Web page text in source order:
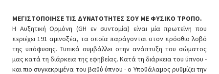
ΜΕΓΙΣΤΟΠΟΙΗΣΕ ΤΙΣ ΔΥΝΑΤΟΤΗΤΕΣ ΣΟΥ ΜΕ ΦΥΣΙΚΟ ΤΡΟΠΟ.
Η Αυξητική Ορμόνη (GH εν συντομία) είναι μία πρωτεΐνη που
περιέχει 191 αμινοξέα, τα οποία παράγονται στον πρόσθιο λοβό
της υπόφυσης. Τυπικά συμβάλλει στην ανάπτυξη του σώματος
μας κατά τη διάρκεια της εφηβείας. Κατά τη διάρκεια του ύπνου -
και πιο συγκεκριμένα του βαθύ ύπνου - ο Υποθάλαμος ρυθμίζει την